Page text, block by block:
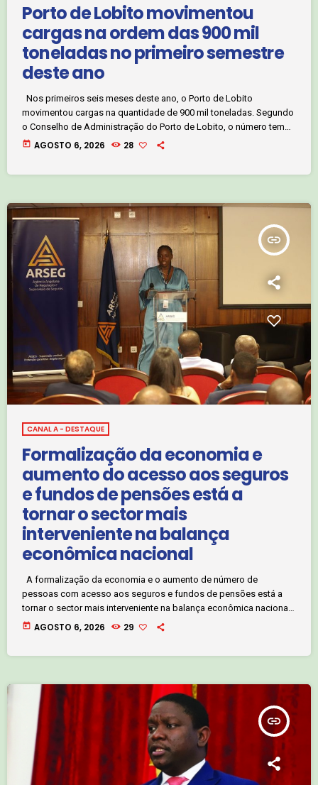
Porto de Lobito movimentou
cargas na ordem das 900 mil
toneladas no primeiro semestre
deste ano
Nos primeiros seis meses deste ano, o Porto de Lobito
movimentou cargas na quantidade de 900 mil toneladas. Segundo
o Conselho de Administração do Porto de Lobito, o número tem
margem para superar as quantidades globais de 2025. Já o
today AGOSTO 6, 2026 28
insert_link
CANAL A - DESTAQUE
Formalização da economia e
aumento do acesso aos seguros
e fundos de pensões está a
tornar o sector mais
interveniente na balança
econômica nacional
A formalização da economia e o aumento de número de
pessoas com acesso aos seguros e fundos de pensões está a
tornar o sector mais interveniente na balança econômica nacional.
Os números apontam que, nos últimos cinco anos, o sistema de
today AGOSTO 6, 2026 29
insert_link